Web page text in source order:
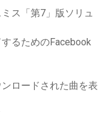
ス「第7」版ソリュ
るためのFacebook
ロードされた曲を表